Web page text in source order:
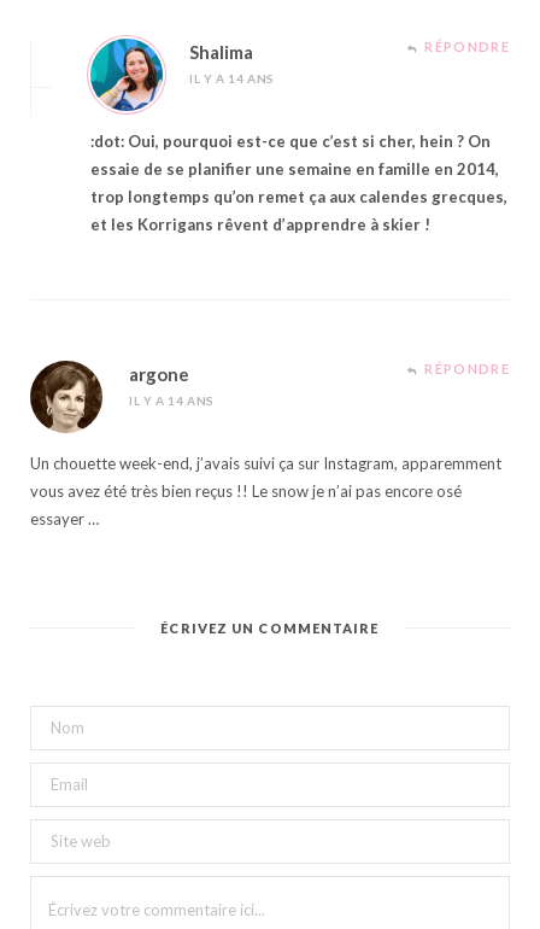
Shalima
IL Y A 14 ANS
RÉPONDRE
:dot: Oui, pourquoi est-ce que c’est si cher, hein ? On
essaie de se planifier une semaine en famille en 2014,
trop longtemps qu’on remet ça aux calendes grecques,
et les Korrigans rêvent d’apprendre à skier !
argone
IL Y A 14 ANS
RÉPONDRE
Un chouette week-end, j’avais suivi ça sur Instagram, apparemment
vous avez été très bien reçus !! Le snow je n’ai pas encore osé
essayer …
ÉCRIVEZ UN COMMENTAIRE